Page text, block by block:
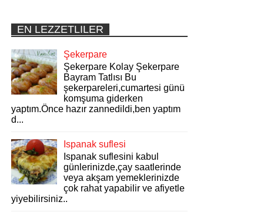
EN LEZZETLILER
Şekerpare
Şekerpare Kolay Şekerpare
Bayram Tatlısı Bu
şekerpareleri,cumartesi günü
komşuma giderken
yaptım.Önce hazır zannedildi,ben yaptım
d...
Ispanak suflesi
Ispanak suflesini kabul
günlerinizde,çay saatlerinde
veya akşam yemeklerinizde
çok rahat yapabilir ve afiyetle
yiyebilirsiniz..